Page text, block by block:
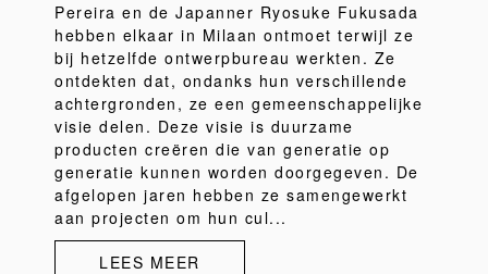
Pereira en de Japanner Ryosuke Fukusada
hebben elkaar in Milaan ontmoet terwijl ze
bij hetzelfde ontwerpbureau werkten. Ze
ontdekten dat, ondanks hun verschillende
achtergronden, ze een gemeenschappelijke
visie delen. Deze visie is duurzame
producten creëren die van generatie op
generatie kunnen worden doorgegeven. De
afgelopen jaren hebben ze samengewerkt
aan projecten om hun cul...
LEES MEER